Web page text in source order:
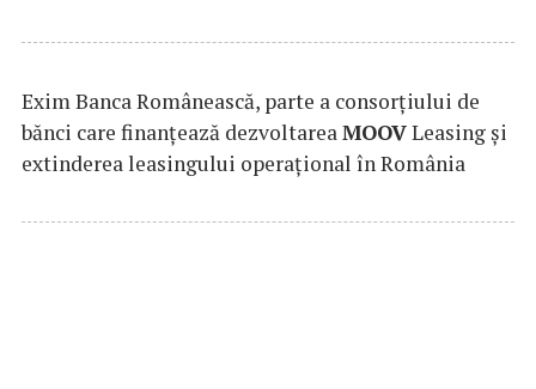
Exim Banca Românească, parte a consorțiului de
bănci care finanțează dezvoltarea MOOVLeasing și
extinderea leasingului operațional în România